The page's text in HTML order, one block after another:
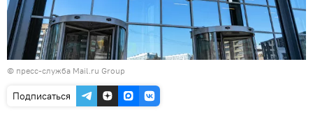
© пресс-служба Mail.ru Group
Подписаться